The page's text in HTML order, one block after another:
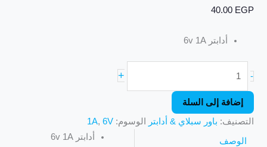
40.00 EGP
أدابتر 6v 1A
-
+
إضافة إلى السلة
التصنيف: باور سبلاي & أدابتر الوسوم: 1A, 6V
الوصف أدابتر 6v 1A